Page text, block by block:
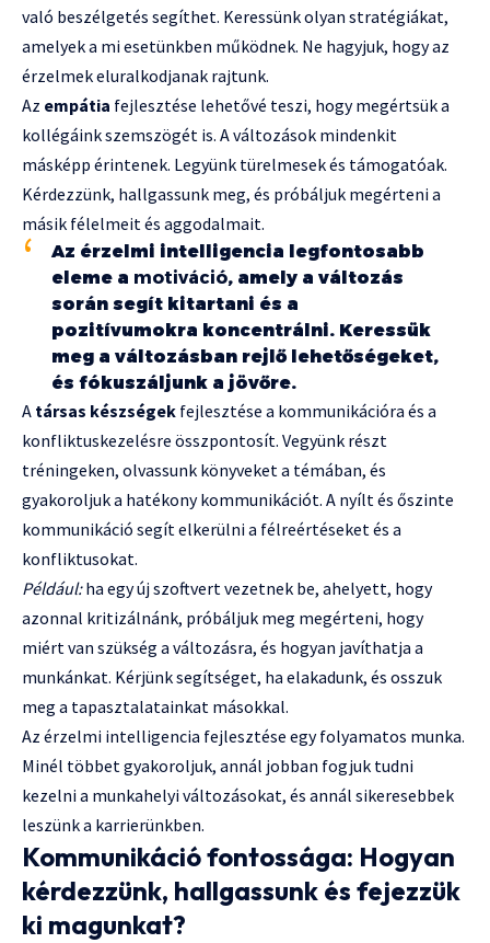
való beszélgetés segíthet. Keressünk olyan stratégiákat,
amelyek a mi esetünkben működnek. Ne hagyjuk, hogy az
érzelmek eluralkodjanak rajtunk.
Az empátia fejlesztése lehetővé teszi, hogy megértsük a
kollégáink szemszögét is. A változások mindenkit
másképp érintenek. Legyünk türelmesek és támogatóak.
Kérdezzünk, hallgassunk meg, és próbáljuk megérteni a
másik félelmeit és aggodalmait.
Az érzelmi intelligencia legfontosabb
eleme a motiváció, amely a változás
során segít kitartani és a
pozitívumokra koncentrálni. Keressük
meg a változásban rejlő lehetőségeket,
és fókuszáljunk a jövőre.
A társas készségek fejlesztése a kommunikációra és a
konfliktuskezelésre összpontosít. Vegyünk részt
tréningeken, olvassunk könyveket a témában, és
gyakoroljuk a hatékony kommunikációt. A nyílt és őszinte
kommunikáció segít elkerülni a félreértéseket és a
konfliktusokat.
Például:ha egy új szoftvert vezetnek be, ahelyett, hogy
azonnal kritizálnánk, próbáljuk meg megérteni, hogy
miért van szükség a változásra, és hogyan javíthatja a
munkánkat. Kérjünk segítséget, ha elakadunk, és osszuk
meg a tapasztalatainkat másokkal.
Az érzelmi intelligencia fejlesztése egy folyamatos munka.
Minél többet gyakoroljuk, annál jobban fogjuk tudni
kezelni a munkahelyi változásokat, és annál sikeresebbek
leszünk a karrierünkben.
Kommunikáció fontossága: Hogyan
kérdezzünk, hallgassunk és fejezzük
ki magunkat?